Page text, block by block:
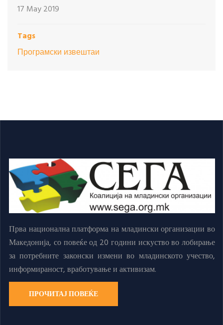
17 May 2019
Tags
Програмски извештаи
Прва национална платформа на младински организации во
Македонија, со повеќе од 20 години искуство во лобирање
за потребните законски измени во младинското учество,
информираност, вработување и активизам.
ПРОЧИТАЈ ПОВЕЌЕ